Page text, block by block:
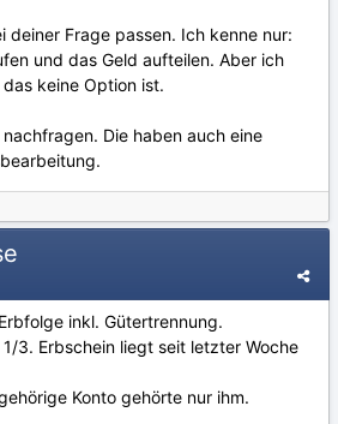
deiner Frage passen. Ich kenne nur:
und das Geld aufteilen. Aber ich
keine Option ist.
Die haben auch eine
inkl. Gütertrennung.
3. Erbschein liegt seit letzter Woche
Konto gehörte nur ihm.